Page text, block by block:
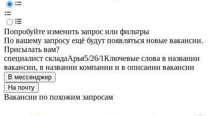
Попробуйте изменить запрос или фильтры
По вашему запросу ещё будут появляться новые вакансии.
Присылать вам?
специалист складаАрья5/26/1Ключевые слова в названии
вакансии, в названии компании и в описании вакансии
В мессенджер
На почту
Вакансии по похожим запросам